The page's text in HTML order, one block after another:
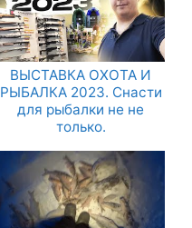
ВЫСТАВКА ОХОТА И
РЫБАЛКА 2023. Снасти
для рыбалки не не
только.